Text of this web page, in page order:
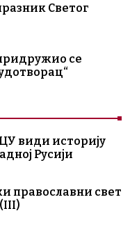
Светог
се
види историју
Русији
православни свет